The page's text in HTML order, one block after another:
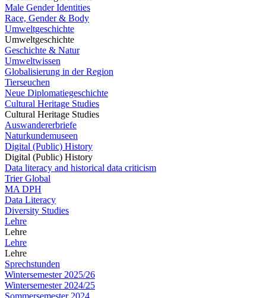
Male Gender Identities
Race, Gender & Body
Umweltgeschichte
Umweltgeschichte
Geschichte & Natur
Umweltwissen
Globalisierung in der Region
Tierseuchen
Neue Diplomatiegeschichte
Cultural Heritage Studies
Cultural Heritage Studies
Auswandererbriefe
Naturkundemuseen
Digital (Public) History
Digital (Public) History
Data literacy and historical data criticism
Trier Global
MA DPH
Data Literacy
Diversity Studies
Lehre
Lehre
Lehre
Lehre
Sprechstunden
Wintersemester 2025/26
Wintersemester 2024/25
Sommersemester 2024